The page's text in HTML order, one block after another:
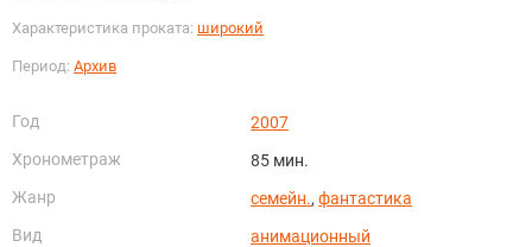
Характеристика проката: широкий
Период: Архив
Год
2007
Хронометраж
85 мин.
Жанр
семейн.,фантастика
Вид
анимационный